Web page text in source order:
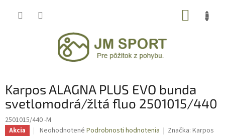
Karpos ALAGNA PLUS EVO bunda
svetlomodrá/žltá fluo 2501015/440
2501015/440 -M
Akcia
Priemerné
Neohodnotené Podrobnosti hodnotenia Značka:Karpos